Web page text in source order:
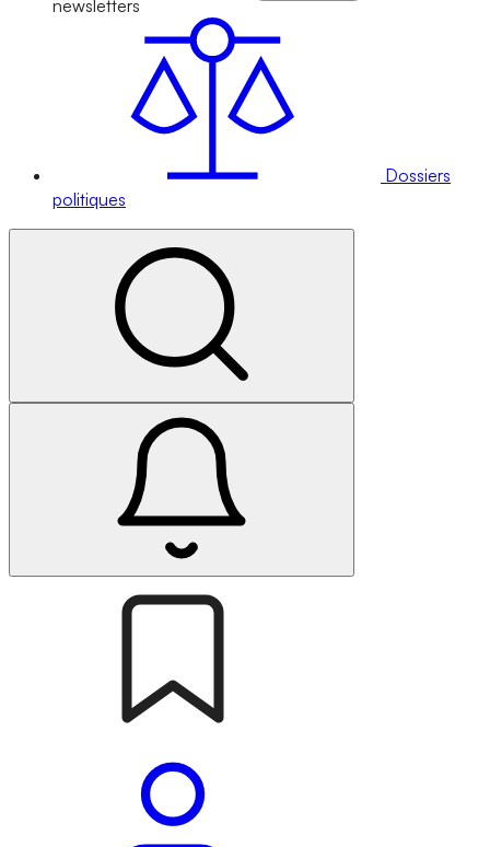
newsletters
Dossiers
politiques